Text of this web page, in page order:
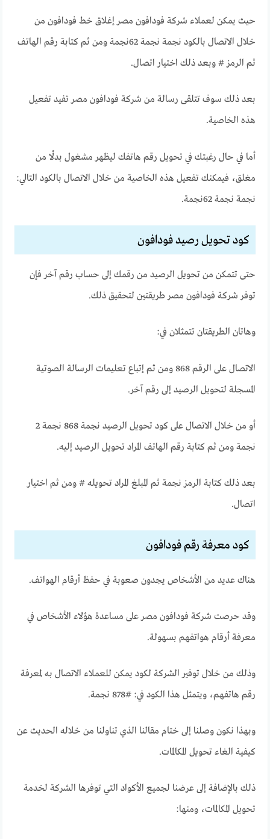
حيث يمكن لعملاء شركة فودافون مصر إغلاق خط فودافون من
خلال الاتصال بالكود نجمة نجمة 62نجمة ومن ثم كتابة رقم الهاتف
ثم الرمز # وبعد ذلك اختيار اتصال.
بعد ذلك سوف تتلقى رسالة من شركة فودافون مصر تفيد تفعيل
هذه الخاصية.
أما في حال رغبتك في تحويل رقم هاتفك ليظهر مشغول بدلًا من
مغلق، فيمكنك تفعيل هذه الخاصية من خلال الاتصال بالكود التالي:
نجمة نجمة 62نجمة.
كود تحويل رصيد فودافون
حتى تتمكن من تحويل الرصيد من رقمك إلى حساب رقم آخر فإن
توفر شركة فودافون مصر طريقتين لتحقيق ذلك.
وهاتان الطريقتان تتمثلان في:
الاتصال على الرقم 868 ومن ثم إتباع تعليمات الرسالة الصوتية
المسجلة لتحويل الرصيد إلى رقم آخر.
أو من خلال الاتصال على كود تحويل الرصيد نجمة 868 نجمة 2
نجمة ومن ثم كتابة رقم الهاتف المراد تحويل الرصيد إليه.
بعد ذلك كتابة الرمز نجمة ثم المبلغ المراد تحويله # ومن ثم اختيار
اتصال.
كود معرفة رقم فودافون
هناك عديد من الأشخاص يجدون صعوبة في حفظ أرقام الهواتف.
وقد حرصت شركة فودافون مصر على مساعدة هؤلاء الأشخاص في
معرفة أرقام هواتفهم بسهولة.
وذلك من خلال توفير الشركة لكود يمكن للعملاء الاتصال به لمعرفة
رقم هاتفهم، ويتمثل هذا الكود في: #878 نجمة.
وبهذا نكون وصلنا إلى ختام مقالنا الذي تناولنا من خلاله الحديث عن
كيفية الغاء تحويل المكالمات.
ذلك بالإضافة إلى عرضنا لجميع الأكواد التي توفرها الشركة لخدمة
تحويل المكالمات، ومنها: